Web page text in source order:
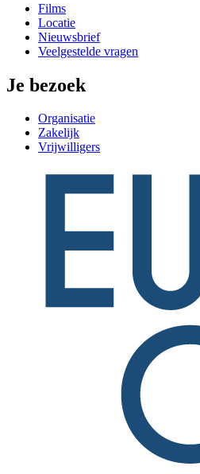
Films
Locatie
Nieuwsbrief
Veelgestelde vragen
Je bezoek
Organisatie
Zakelijk
Vrijwilligers